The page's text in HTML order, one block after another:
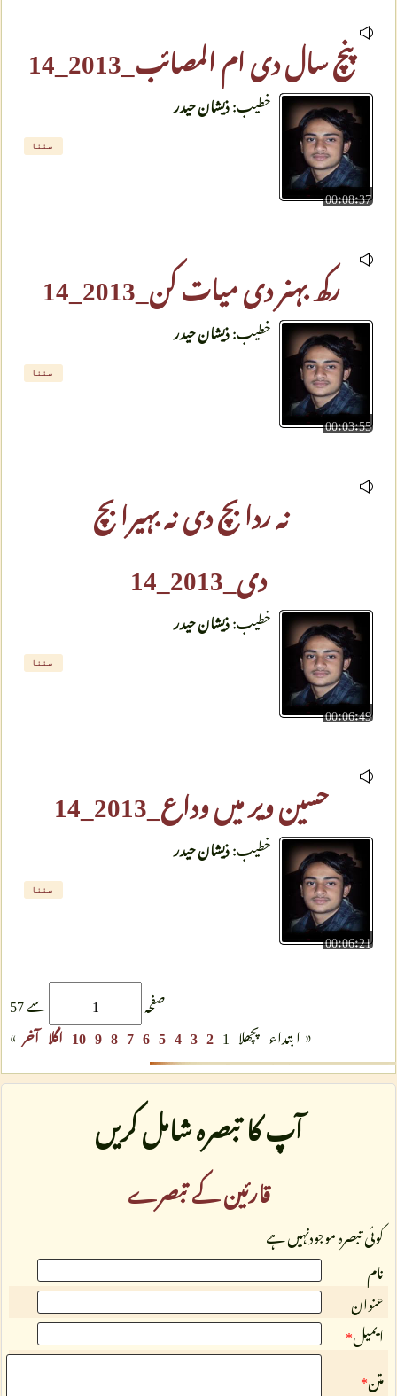
پنچ سال دی ام المصائب_2013_14
00:08:37
خطیب:ذیشان حیدر
سننا
رکھ بہنر دی میات کن_2013_14
00:03:55
خطیب:ذیشان حیدر
سننا
نہ ردا بچ دی نہ بہیرا بچ
دی_2013_14
00:06:49
خطیب:ذیشان حیدر
سننا
حسین ویر میں وداع_2013_14
00:06:21
خطیب:ذیشان حیدر
سننا
صفحہ
سے 57
«ابتداء پچھلا 1
2
3
4
5
6
7
8
9
10 اگلا آخر»
آپ کا تبصرہ شامل کریں
قارئین کے تبصرے
کوئی تبصرہ موجودنہیں ہے
نام
عنوان
ایمیل*
متن*